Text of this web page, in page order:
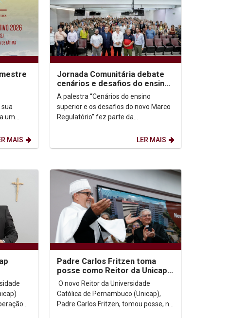
um
MAIS
Jornada Comunitária debate
cenários e desafios do ensino
superior
A palestra “Cenários do ensino
superior e os desafios do novo Marco
Regulatório” fez parte da
Comunitária, evento voltado à...LER MAIS
Padre Carlos Fritzen toma
posse como Reitor da Unicap e
assina convênio com a PUC-
Rio
O novo Reitor da Universidade
Católica de Pernambuco (Unicap),
Padre Carlos Fritzen, tomou posse, na